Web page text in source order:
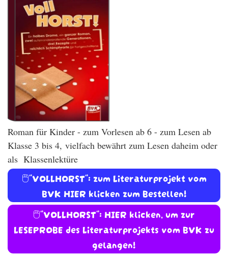
Roman für Kinder - zum Vorlesen ab 6 - zum Lesen ab
Klasse 3 bis 4, vielfach bewährt zum Lesen daheim oder
als Klassenlektüre
🖱️"VOLLHORST": zum Literaturprojekt vom
BVK HIER klicken zum Bestellen!
🖱️"VOLLHORST": HIER klicken, um zur
LESEPROBE des Literaturprojekts vom BVK zu
gelangen!